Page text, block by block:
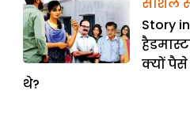
Story
क्यों
थे?